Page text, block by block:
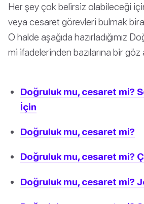
Her şey çok belirsiz olabileceği
veya cesaret görevleri bulmak
O halde aşağıda hazırladığımız
mi ifadelerinden bazılarına bir göz
Doğruluk mu, cesaret mi?
İçin
Doğruluk mu, cesaret mi?
Doğruluk mu, cesaret mi?
Doğruluk mu, cesaret mi?